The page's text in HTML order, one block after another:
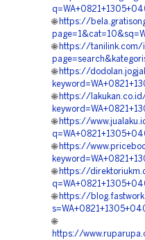
🌐 https://
🌐 https://tanilink.com/
🌐 https://
🌐 https://
🌐 https://
🌐 https://
🌐 https://
🌐 https://
🌐
https://